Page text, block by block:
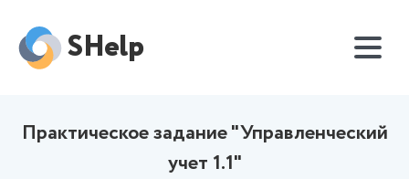
SHelp
Практическое задание "Управленческий
учет 1.1"